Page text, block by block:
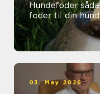
Hundefoder sådan vælger du det rigtige
foder til din hund
03. May 2026